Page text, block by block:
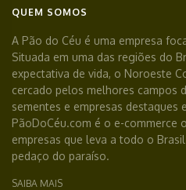
QUEM SOMOS
A Pão do Céu é uma empresa
Situada em uma das regiões do
expectativa de vida, o Noroeste
cercado pelos melhores campos
sementes e empresas destaques
PãoDoCéu.com é o e-commerce
empresas que leva a todo o
pedaço do paraíso.
SAIBA MAIS